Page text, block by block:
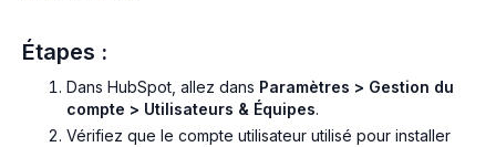
Étapes :
Dans HubSpot, allez dans Paramètres > Gestion du
compte > Utilisateurs & Équipes.
Vérifiez que le compte utilisateur utilisé pour installer